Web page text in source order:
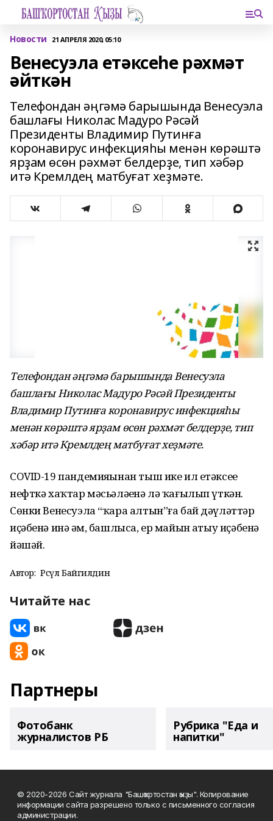
Новости 21 АПРЕЛЯ 2020, 05:10
Венесуэла етәксеһе рәхмәт
әйткән
Телефондан әңгәмә барышында Венесуэла
башлағы Николас Мадуро Рәсәй
Президенты Владимир Путинға
коронавирус инфекцияһы менән көрәштә
ярҙам өсөн рәхмәт белдерҙе, тип хәбәр
итә Кремлдең матбуғат хеҙмәте.
Телефондан әңгәмә барышында Венесуэла
башлағы Николас Мадуро Рәсәй Президенты
Владимир Путинға коронавирус инфекцияһы
менән көрәштә ярҙам өсөн рәхмәт белдерҙе, тип
хәбәр итә Кремлдең матбуғат хеҙмәте.
COVID-19 пандемияһынан тыш ике ил етәксеһе
нефткә хаҡтар мәсьәләһенә лә ҡағылып үткән.
Сөнки Венесуэла “ҡара алтын”ға бай дәүләттәр
иҫәбенә инә һәм, башлыса, ер майын һатыу иҫәбенә
йәшәй.
Автор: Рәсүл Байгилдин
Читайте нас
Партнеры
Фотобанк
журналистов РБ
Рубрика "Еда и
напитки"
© 2020-2026 Сайт журнала "Башҡортостан ҡыҙы". Копирование
информации сайта разрешено только с письменного согласия
администрации.